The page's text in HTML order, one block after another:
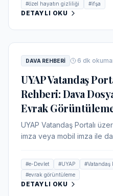
#özel hayatın gizliliği #ifşa
DETAYLI OKU
DAVA REHBERI 6 dk okuma
UYAP Vatandaş
Rehberi: Dava
Evrak
UYAP Vatandaş Portalı
imza veya mobil imza ile
evraklarını dijital olarak
rehberde adım adım giriş
sık karşılaşılan sorunlara
#e-Devlet #UYAP #Vatandaş
#evrak görüntüleme
DETAYLI OKU